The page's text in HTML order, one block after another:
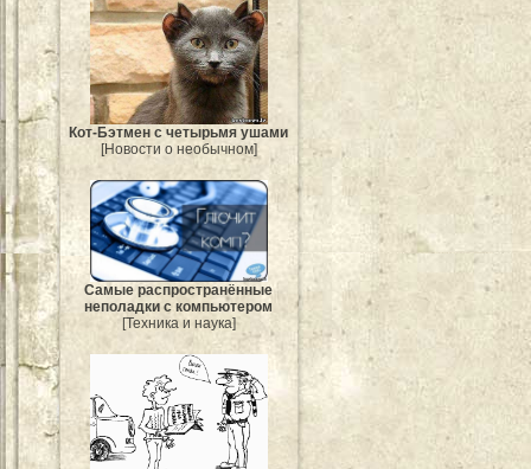
Кот-Бэтмен с четырьмя ушами
[Новости о необычном]
Самые распространённые
неполадки с компьютером
[Техника и наука]